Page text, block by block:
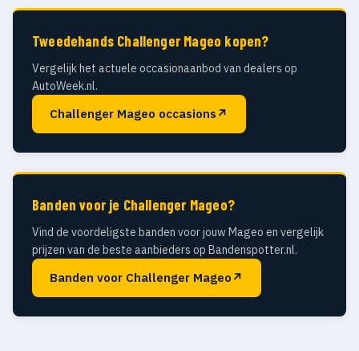
Tweedehands Challenger Mageo kopen?
Vergelijk het actuele occasionaanbod van dealers op
AutoWeek.nl.
Challenger Mageo occasions ↗
Banden voor je Challenger Mageo?
Vind de voordeligste banden voor jouw Mageo en vergelijk
prijzen van de beste aanbieders op Bandenspotter.nl.
Banden voor Challenger Mageo ↗